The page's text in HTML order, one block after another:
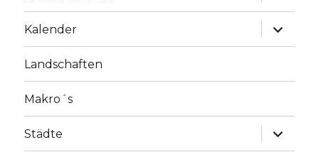
Kalender
Landschaften
Makro´s
Städte